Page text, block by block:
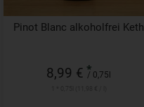
Pinot Blanc alkoholfrei Keth
8,99 € *
/ 0,75l